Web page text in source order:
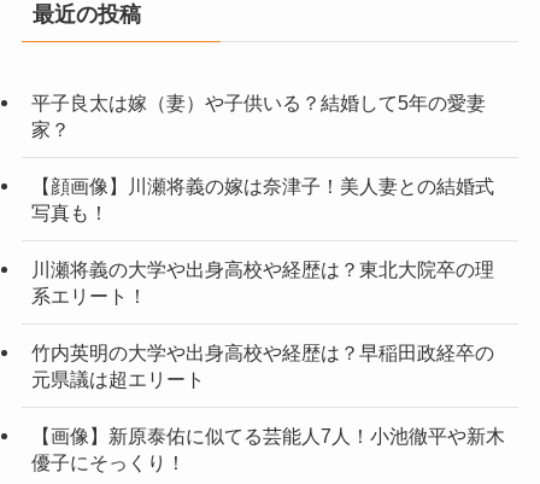
最近の投稿
平子良太は嫁（妻）や子供いる？結婚して5年の愛妻
家？
【顔画像】川瀬将義の嫁は奈津子！美人妻との結婚式
写真も！
川瀬将義の大学や出身高校や経歴は？東北大院卒の理
系エリート！
竹内英明の大学や出身高校や経歴は？早稲田政経卒の
元県議は超エリート
【画像】新原泰佑に似てる芸能人7人！小池徹平や新木
優子にそっくり！